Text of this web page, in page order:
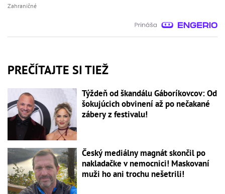
Zahraničné
PREČÍTAJTE SI TIEŽ
Týždeň od škandálu Gáboríkovcov: Od
šokujúcich obvinení až po nečakané
zábery z festivalu!
Český mediálny magnát skončil po
nakladačke v nemocnici! Maskovaní
muži ho ani trochu nešetrili!